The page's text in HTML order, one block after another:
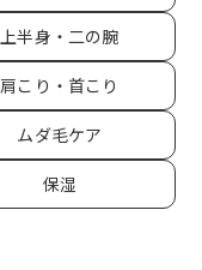
上半身・二の腕
肩こり・首こり
ムダ毛ケア
保湿